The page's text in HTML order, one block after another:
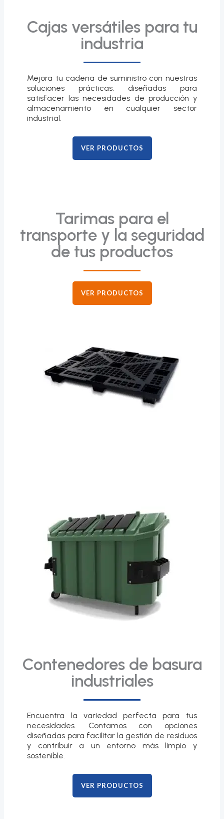
Cajas versátiles para tu
industria
Mejora tu cadena de suministro con nuestras
soluciones prácticas, diseñadas para
satisfacer las necesidades de producción y
almacenamiento en cualquier sector
industrial.
VER PRODUCTOS
Tarimas para el
transporte y la seguridad
de tus productos
VER PRODUCTOS
Contenedores de basura
industriales
Encuentra la variedad perfecta para tus
necesidades. Contamos con opciones
diseñadas para facilitar la gestión de residuos
y contribuir a un entorno más limpio y
sostenible.
VER PRODUCTOS